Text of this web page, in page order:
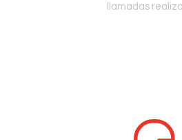
llamadas